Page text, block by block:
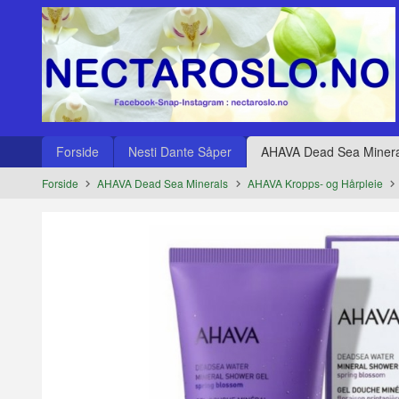
innholdet
Produkter
Forside Nesti Dante Såper AHAVA Dead Sea
Forside AHAVA Dead Sea Minerals AHAVA Kropps- og Hårpleie